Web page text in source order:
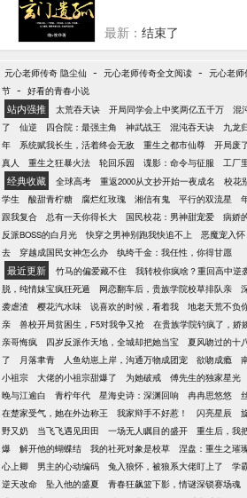
文！绝对无虐，以宠为主！
是什么！ 宠宠宠！ 001:哦！
最新： 结束了
元心老师传奇 隐尘仙 - 元心老师传奇全文阅读 - 元心老师
节 - 好看的青春小说
站内强推 太荒吞天诀 开局同学会上中奖两亿五千万 混
了
仙逆 四合院：最强主角 神武战王 混沌吞天诀 九龙
年
系统赋我长生，活着终会无敌 重生之都市仙尊 开局废
真人
重生之狂暴火法 轮回乐园 谍影：命令与征服 工厂
经典收藏 全球高考 重返2000从文抄开始一夜成名 校花
学生
酸甜青柠糖 腐烂红玫瑰 湘信有鬼 平行的双流星
跟我复合
总有一天你得长大 国民校花：男神甜宠爱 病娇
反派BOSS的白月光
快穿之男神别跑我快追不上 恶魔宠入怀
去
穿越成国民女神怎么办 纨绔千金：我任性，你得甘愿
最近更新 竹马的偏爱藏不住 我转校你疯啥？重回高中逆
脱，纯情妹宝疯狂死遁
网恋翻车后，贵族学院校草排队亲
袭虐渣
樱花汽水味 说喜欢的时候，看着我 地老天荒不负
亲
兽校开局贫困生，F5对我争又抢 在贵族学院钓疯了，娇
亲哥悔疯
四岁反派作天地，全城却把她当宝 夏风吻过的十
了
月落聿青 人鱼幼崽上岸，沟通万物成团宠 欲吻成瘾
小祖宗
大佬的小祖宗甜爆了 为她破戒 傅先生的独家星光
晚与江逾白
青柠年代 星海史诗：深渊回响 冉冉思悠悠
在楚家受气，她在外边称王
我家辩手不好惹！ 闪亮星辰
野又奶
当飞飞遇见田田 一场无人瞩目的盛开 重生后，我
爆
解开他的蝴蝶结 我的社死对象是校草 涅盘：重生之璀
心上卿
男主的心动编码 兔入狼怀，被狼系大佬盯上了 学
逆天改命
坠入他的盛夏 青春狂飙篮下影，情谜深锁赛场魂